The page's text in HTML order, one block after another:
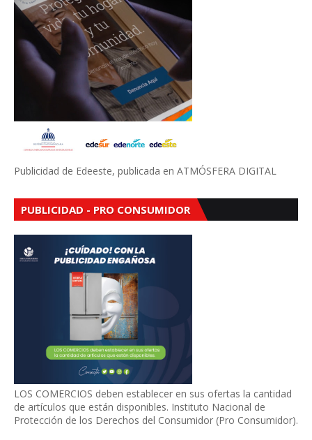
Publicidad de Edeeste, publicada en ATMÓSFERA DIGITAL
PUBLICIDAD - PRO CONSUMIDOR
LOS COMERCIOS deben establecer en sus ofertas la cantidad
de artículos que están disponibles. Instituto Nacional de
Protección de los Derechos del Consumidor (Pro Consumidor).